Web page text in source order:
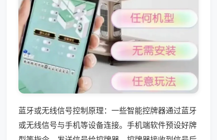
蓝牙或无线信号控制原理：一些智能控牌器通过蓝牙
或无线信号与手机等设备连接。手机端软件预设好牌